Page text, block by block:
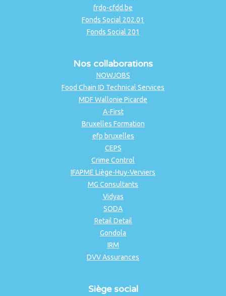
frdo-cfdd.be
Fonds Social 202.01
Fonds Social 201
Nos collaborations
NOWJOBS
Food Chain ID Technical Services
MDF Wallonie Picarde
A-First
Bruxelles Formation
efp bruxelles
CEPS
Crime Control
IFAPME Liège-Huy-Verviers
MG Consultants
Vidyas
SODA
Retail Detail
Gondola
IRM
DVV Assurances
Siège social